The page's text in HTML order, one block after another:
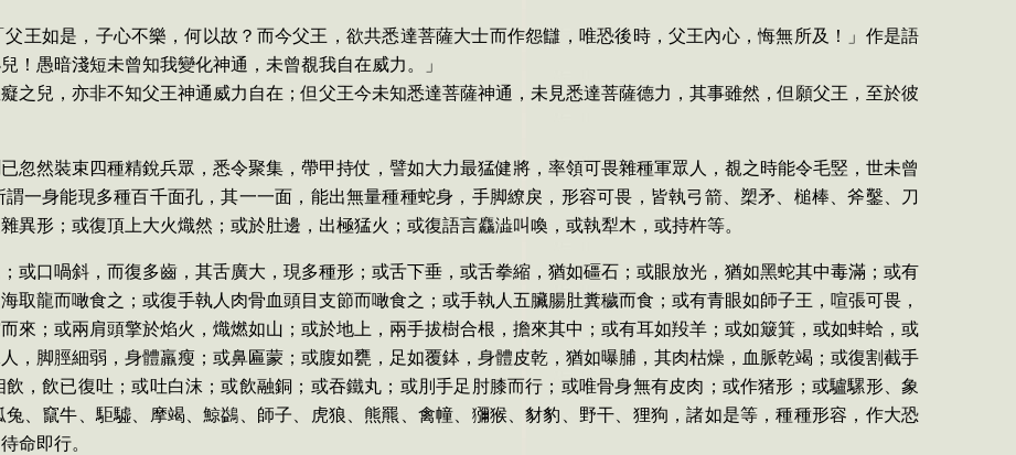
王如是，子心不樂，何以故？而今父王，欲共悉達菩薩大士而作怨讎，唯恐後時，父王內心，悔無所及！」作是語
！愚暗淺短未曾知我變化神通，未曾覩我自在威力。」
之兒，亦非不知父王神通威力自在；但父王今未知悉達菩薩神通，未見悉達菩薩德力，其事雖然，但願父王，至於彼
忽然裝束四種精銳兵眾，悉令聚集，帶甲持仗，譬如大力最猛健將，率領可畏雜種軍眾人，覩之時能令毛竪，世未曾
一身能現多種百千面孔，其一一面，能出無量種種蛇身，手脚繚戾，形容可畏，皆執弓箭、槊矛、槌棒、斧鑿、刀
異形；或復頂上大火熾然；或於肚邊，出極猛火；或復語言麤澁叫喚，或執犁木，或持杵等。
或口喎斜，而復多齒，其舌廣大，現多種形；或舌下垂，或舌拳縮，猶如礓石；或眼放光，猶如黑蛇其中毒滿；或有
取龍而噉食之；或復手執人肉骨血頭目支節而噉食之；或手執人五臟腸肚糞穢而食；或有青眼如師子王，喧張可畏，
來；或兩肩頭擎於焰火，熾燃如山；或於地上，兩手拔樹合根，擔來其中；或有耳如羖羊；或如簸箕，或如蚌蛤，或
，脚脛細弱，身體羸瘦；或鼻匾蒙；或腹如甕，足如覆鉢，身體皮乾，猶如曝脯，其肉枯燥，血脈乾竭；或復割截手
，飲已復吐；或吐白沫；或飲融銅；或吞鐵丸；或刖手足肘膝而行；或唯骨身無有皮肉；或作猪形；或驢騾形、象
、竄牛、駏驉、摩竭、鯨鷁、師子、虎狼、熊羆、禽幢、獼猴、豺豹、野干、狸狗，諸如是等，種種形容，作大恐
命即行。